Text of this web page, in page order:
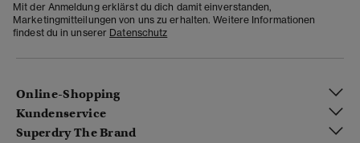
Mit der Anmeldung erklärst du dich damit einverstanden,
Marketingmitteilungen von uns zu erhalten. Weitere Informationen
findest du in unserer Datenschutz
Online-Shopping
Kundenservice
Superdry The Brand